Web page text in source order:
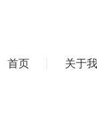
首页 关于